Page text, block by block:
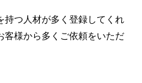
持つ人材が多く登録してくれ
客様から多くご依頼をいただ